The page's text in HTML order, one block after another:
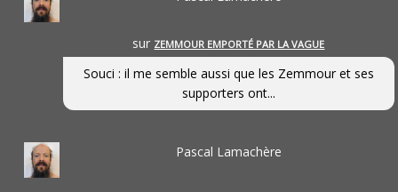
sur ZEMMOUR EMPORTÉ PAR LA VAGUE
Souci : il me semble aussi que les Zemmour et ses
supporters ont...
Pascal Lamachère